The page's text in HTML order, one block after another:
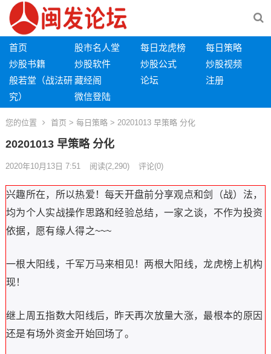
首页 股市名人堂 每日龙虎榜
每日策略
炒股书籍
炒股软件 炒股公式
炒股视频
般若堂（战法研
究）
藏经阁 论坛
注册
微信登陆
您的位置 首页 > 每日策略 > 20201013 早策略 分化
20201013 早策略 分化
2020年10月13日 7:51 阅读(2,290) 评论(0)
兴趣所在，所以热爱！每天开盘前分享观点和剑（战）法，
均为个人实战操作思路和经验总结，一家之谈，不作为投资
依据，愿有缘人得之~~~
一根大阳线，千军万马来相见！两根大阳线，龙虎榜上机构
现！
继上周五指数大阳线后，昨天再次放量大涨，最根本的原因
还是有场外资金开始回场了。